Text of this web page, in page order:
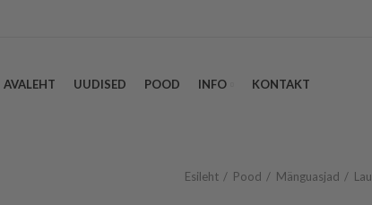
AVALEHT UUDISED POOD INFO KONTAKT
Esileht Pood Mänguasjad